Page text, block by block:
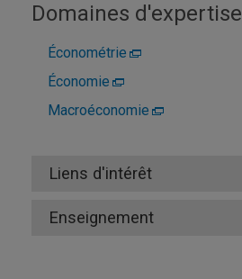
Domaines d'expertise
Économétrie
Économie
Macroéconomie
Liens d'intérêt
Enseignement